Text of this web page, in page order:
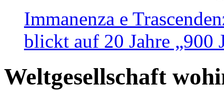
Immanenza e
blickt auf 20 Jahre „900
Weltgesellschaft